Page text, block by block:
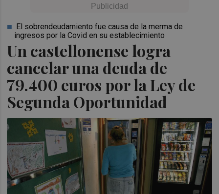
Un castellonense logra
cancelar una deuda de
79.400 euros por la Ley de
Segunda Oportunidad
El sobrendeudamiento fue causa de la merma de
ingresos por la Covid en su establecimiento